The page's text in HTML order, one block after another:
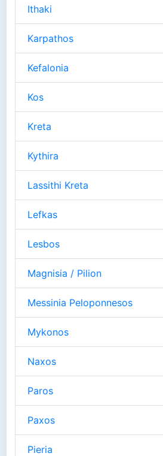
Ithaki
Karpathos
Kefalonia
Kos
Kreta
Kythira
Lassithi Kreta
Lefkas
Lesbos
Magnisia / Pilion
Messinia Peloponnesos
Mykonos
Naxos
Paros
Paxos
Pieria